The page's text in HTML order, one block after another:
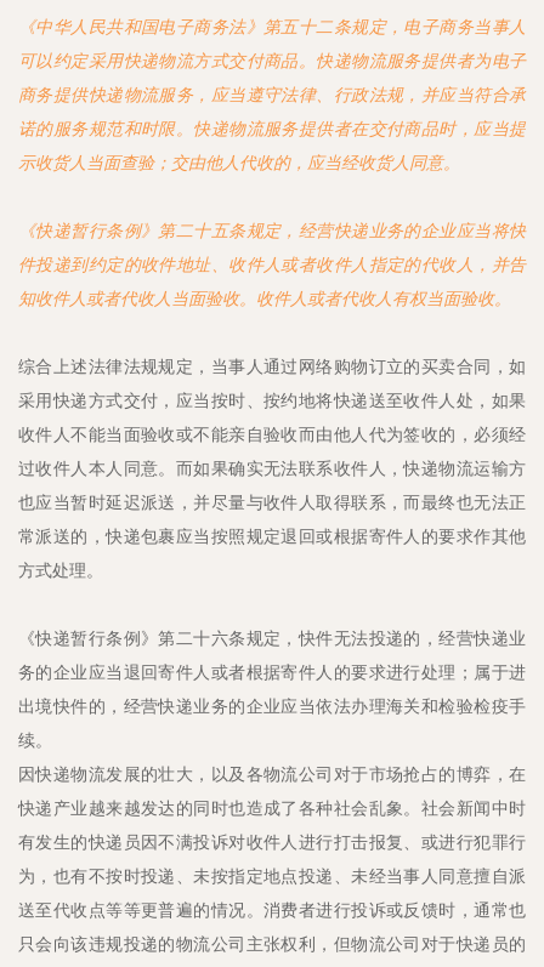
《中华人民共和国电子商务法》第五十二条规定，电子商务当事人
可以约定采用快递物流方式交付商品。快递物流服务提供者为电子
商务提供快递物流服务，应当遵守法律、行政法规，并应当符合承
诺的服务规范和时限。快递物流服务提供者在交付商品时，应当提
示收货人当面查验；交由他人代收的，应当经收货人同意。
《快递暂行条例》第二十五条规定，经营快递业务的企业应当将快
件投递到约定的收件地址、收件人或者收件人指定的代收人，并告
知收件人或者代收人当面验收。收件人或者代收人有权当面验收。
综合上述法律法规规定，当事人通过网络购物订立的买卖合同，如
采用快递方式交付，应当按时、按约地将快递送至收件人处，如果
收件人不能当面验收或不能亲自验收而由他人代为签收的，必须经
过收件人本人同意。而如果确实无法联系收件人，快递物流运输方
也应当暂时延迟派送，并尽量与收件人取得联系，而最终也无法正
常派送的，快递包裹应当按照规定退回或根据寄件人的要求作其他
方式处理。
《快递暂行条例》第二十六条规定，快件无法投递的，经营快递业
务的企业应当退回寄件人或者根据寄件人的要求进行处理；属于进
出境快件的，经营快递业务的企业应当依法办理海关和检验检疫手
续。
因快递物流发展的壮大，以及各物流公司对于市场抢占的博弈，在
快递产业越来越发达的同时也造成了各种社会乱象。社会新闻中时
有发生的快递员因不满投诉对收件人进行打击报复、或进行犯罪行
为，也有不按时投递、未按指定地点投递、未经当事人同意擅自派
送至代收点等等更普遍的情况。消费者进行投诉或反馈时，通常也
只会向该违规投递的物流公司主张权利，但物流公司对于快递员的